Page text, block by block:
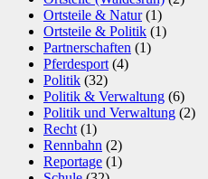
Ortsteile & Natur(1)
Ortsteile & Politik (1)
Partnerschaften (1)
Pferdesport(4)
Politik (32)
Politik & Verwaltung (6)
Politik und Verwaltung (2)
Recht(1)
Rennbahn (2)
Reportage (1)